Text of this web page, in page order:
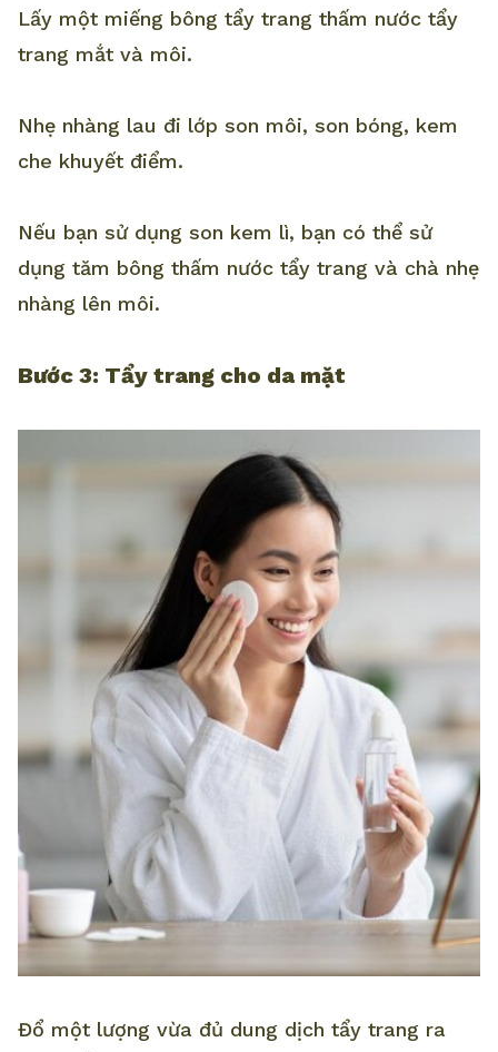
Lấy một miếng bông tẩy trang thấm nước tẩy
trang mắt và môi.
Nhẹ nhàng lau đi lớp son môi, son bóng, kem
che khuyết điểm.
Nếu bạn sử dụng son kem lì, bạn có thể sử
dụng tăm bông thấm nước tẩy trang và chà nhẹ
nhàng lên môi.
Bước 3: Tẩy trang cho da mặt
Đổ một lượng vừa đủ dung dịch tẩy trang ra